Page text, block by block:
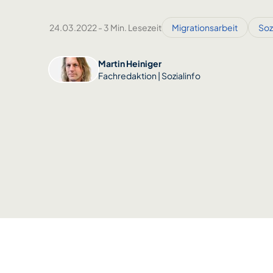
24.03.2022- 3 Min. Lesezeit Migrationsarbeit
Martin Heiniger
Fachredaktion | Sozialinfo